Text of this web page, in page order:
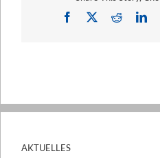
Facebook
X Reddit
AKTUELLES